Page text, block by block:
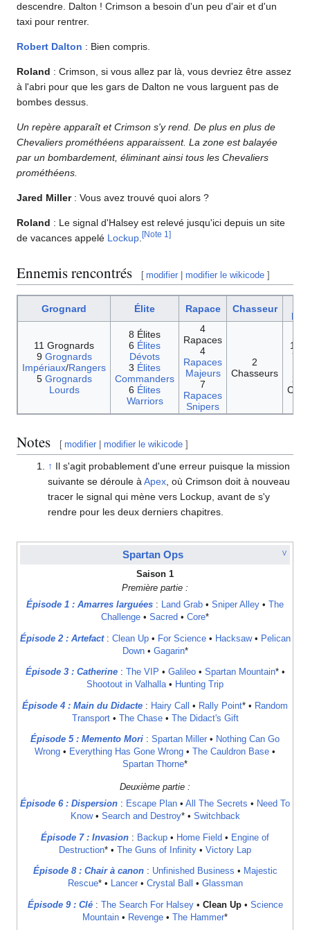
descendre. Dalton ! Crimson a besoin d'un peu d'air et d'un
taxi pour rentrer.
Robert Dalton : Bien compris.
Roland : Crimson, si vous allez par là, vous devriez être assez
à l'abri pour que les gars de Dalton ne vous larguent pas de
bombes dessus.
Un repère apparaît et Crimson s'y rend. De plus en plus de
Chevaliers prométhéens apparaissent. La zone est balayée
par un bombardement, éliminant ainsi tous les Chevaliers
prométhéens.
Jared Miller: Vous avez trouvé quoi alors ?
Roland : Le signal d'Halsey est relevé jusqu'ici depuis un site
de vacances appelé Lockup. [Note 1]
Ennemis rencontrés [ modifier |modifier le wikicode ]
Grognard Élite Rapace Chasseur
11 Grognards
9 Grognards
Impériaux/Rangers
5 Grognards
Lourds
8 Élites
6 Élites
Dévots
3 Élites
Commanders
6 Élites
Warriors
4
Rapaces
4
Rapaces
Majeurs
7
Rapaces
Snipers
2
Chasseurs
11
7
2
Notes [ modifier |modifier le wikicode ]
↑ Il s'agit probablement d'une erreur puisque la mission
suivante se déroule à Apex, où Crimson doit à nouveau
tracer le signal qui mène vers Lockup, avant de s'y
rendre pour les deux derniers chapitres.
V
Spartan Ops
Saison 1
Première partie :
Épisode 1 : Amarres larguées : Land Grab • Sniper Alley •
The
Challenge • Sacred • Core*
Épisode 2 : Artefact: Clean Up• For Science• Hacksaw• Pelican
Down• Gagarin*
Épisode 3 : Catherine: The VIP • Galileo• Spartan Mountain* •
Shootout in Valhalla• Hunting Trip
Épisode 4 : Main du Didacte : Hairy Call • Rally Point* • Random
Transport• The Chase• The Didact's Gift
Épisode 5 : Memento Mori : Spartan Miller • Nothing Can Go
Wrong • Everything Has Gone Wrong • The Cauldron Base •
Spartan Thorne*
Deuxième partie :
Épisode 6 : Dispersion : Escape Plan • All The Secrets • Need To
Know• Search and Destroy* • Switchback
Épisode 7 : Invasion : Backup • Home Field • Engine of
Destruction* • The Guns of Infinity • Victory Lap
Épisode 8 : Chair à canon: Unfinished Business • Majestic
Rescue* • Lancer• Crystal Ball • Glassman
Épisode 9 : Clé: The Search For Halsey• Clean Up• Science
Mountain • Revenge • The Hammer*